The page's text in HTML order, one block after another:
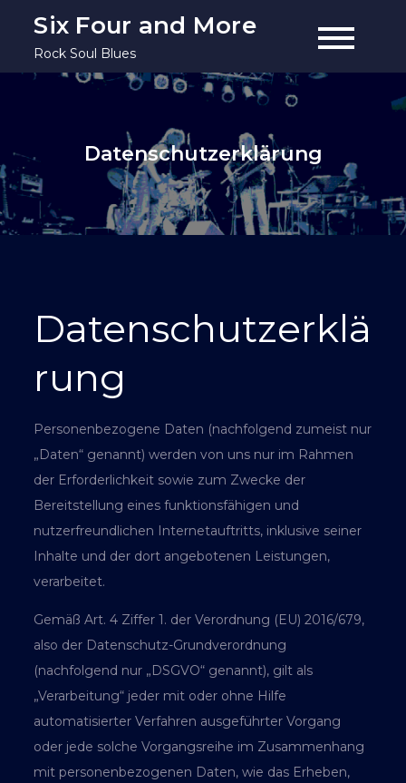
content
Six Four and More
Rock Soul Blues
Datenschutzerklärung
Datenschutzerklä
rung
Personenbezogene Daten (nachfolgend zumeist nur
„Daten“ genannt) werden von uns nur im Rahmen
der Erforderlichkeit sowie zum Zwecke der
Bereitstellung eines funktionsfähigen und
nutzerfreundlichen Internetauftritts, inklusive seiner
Inhalte und der dort angebotenen Leistungen,
verarbeitet.
Gemäß Art. 4 Ziffer 1. der Verordnung (EU) 2016/679,
also der Datenschutz-Grundverordnung
(nachfolgend nur „DSGVO“ genannt), gilt als
„Verarbeitung“ jeder mit oder ohne Hilfe
automatisierter Verfahren ausgeführter Vorgang
oder jede solche Vorgangsreihe im Zusammenhang
mit personenbezogenen Daten, wie das Erheben,